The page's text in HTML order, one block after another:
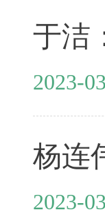
于洁
2023-
杨连
2023-